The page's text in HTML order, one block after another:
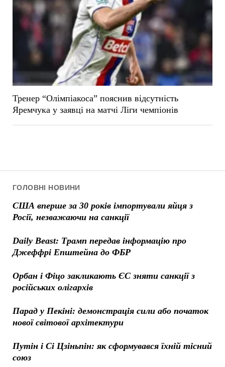
ГОЛОВНІ НОВИНИ
США вперше за 30 років імпортували яйця з
Росії, незважаючи на санкції
Daily Beast: Трамп передав інформацію про
Джеффрі Епштейна до ФБР
Орбан і Фіцо закликають ЄС зняти санкції з
російських олігархів
Парад у Пекіні: демонстрація сили або початок
нової світової архітектури
Путін і Сі Цзіньпін: як сформувався їхній тісний
союз
Тренер “Олімпіакоса” пояснив відсутність
Яремчука у заявці на матчі Ліги чемпіонів